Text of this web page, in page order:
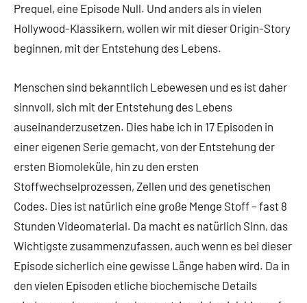
Prequel, eine Episode Null. Und anders als in vielen
Hollywood-Klassikern, wollen wir mit dieser Origin-Story
beginnen, mit der Entstehung des Lebens.
Menschen sind bekanntlich Lebewesen und es ist daher
sinnvoll, sich mit der Entstehung des Lebens
auseinanderzusetzen. Dies habe ich in 17 Episoden in
einer eigenen Serie gemacht, von der Entstehung der
ersten Biomoleküle, hin zu den ersten
Stoffwechselprozessen, Zellen und des genetischen
Codes. Dies ist natürlich eine große Menge Stoff – fast 8
Stunden Videomaterial. Da macht es natürlich Sinn, das
Wichtigste zusammenzufassen, auch wenn es bei dieser
Episode sicherlich eine gewisse Länge haben wird. Da in
den vielen Episoden etliche biochemische Details